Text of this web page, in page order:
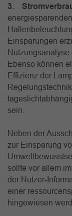
3.
Einsparungen
Nutzungsanalyse
Ebenso können
Effizienz der
sein.
Neben der
zur Einsparung
sollte vor allem
der Nutzer-
einer
hingewiesen